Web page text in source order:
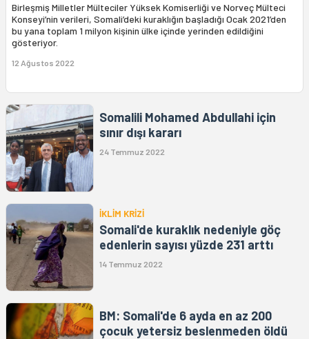
Birleşmiş Milletler Mülteciler Yüksek Komiserliği ve Norveç Mülteci
Konseyi’nin verileri, Somali’deki kuraklığın başladığı Ocak 2021’den
bu yana toplam 1 milyon kişinin ülke içinde yerinden edildiğini
gösteriyor.
12 Ağustos 2022
Somalili Mohamed Abdullahi için
sınır dışı kararı
24 Temmuz 2022
İKLİM KRİZİ
Somali'de kuraklık nedeniyle göç
edenlerin sayısı yüzde 231 arttı
14 Temmuz 2022
BM: Somali'de 6 ayda en az 200
çocuk yetersiz beslenmeden öldü